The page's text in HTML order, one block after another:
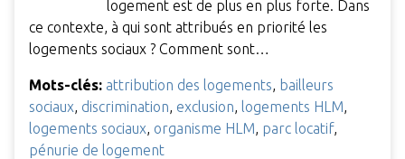
logement est de plus en plus forte. Dans
ce contexte, à qui sont attribués en priorité les
logements sociaux ? Comment sont…
Mots-clés: attribution des logements
bailleurs
sociaux discrimination exclusion logements HLM
logements sociaux organisme HLM parc locatif,
pénurie de logement